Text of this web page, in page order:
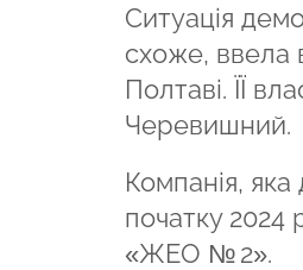
Ситуація
схоже, ввела
Полтаві. ЇЇ
Черевишний.
Компанія,
початку 2024
«ЖЕО № 2».